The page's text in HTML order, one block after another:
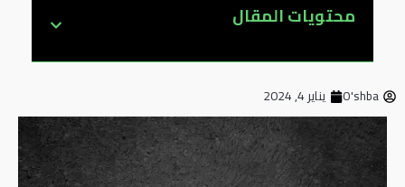
محتويات المقال
O'shba يناير 4, 2024